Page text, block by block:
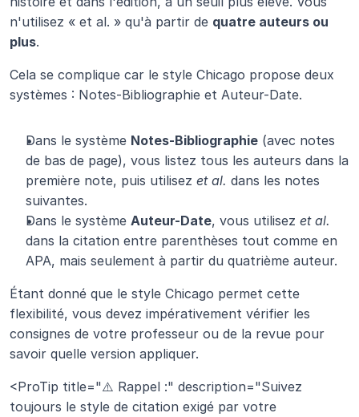
n'utilisez « et al. » qu'à partir de quatre auteurs ou
plus.
Cela se complique car le style Chicago propose deux
systèmes : Notes-Bibliographie et Auteur-Date.
Dans le système Notes-Bibliographie (avec notes
de bas de page), vous listez tous les auteurs dans la
première note, puis utilisez et al. dans les notes
suivantes.
Dans le système Auteur-Date, vous utilisez et al.
dans la citation entre parenthèses tout comme en
APA, mais seulement à partir du quatrième auteur.
Étant donné que le style Chicago permet cette
flexibilité, vous devez impérativement vérifier les
consignes de votre professeur ou de la revue pour
savoir quelle version appliquer.
<ProTip title="⚠️ Rappel :" description="Suivez
toujours le style de citation exigé par votre